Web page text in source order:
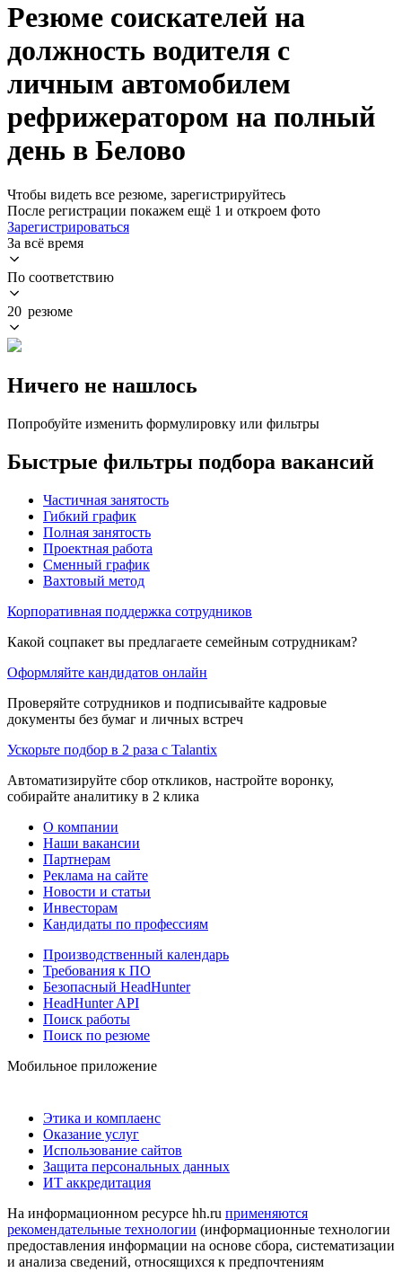
Резюме соискателей на
должность водителя с
личным автомобилем
рефрижератором на полный
день в Белово
Чтобы видеть все резюме, зарегистрируйтесь
После регистрации покажем ещё 1 и откроем фото
Зарегистрироваться
За всё время
По соответствию
20 резюме
Ничего не нашлось
Попробуйте изменить формулировку или фильтры
Быстрые фильтры подбора вакансий
Частичная занятость
Гибкий график
Полная занятость
Проектная работа
Сменный график
Вахтовый метод
Корпоративная поддержка сотрудников
Какой соцпакет вы предлагаете семейным сотрудникам?
Оформляйте кандидатов онлайн
Проверяйте сотрудников и подписывайте кадровые
документы без бумаг и личных встреч
Ускорьте подбор в 2 раза с Talantix
Автоматизируйте сбор откликов, настройте воронку,
собирайте аналитику в 2 клика
О компании
Наши вакансии
Партнерам
Реклама на сайте
Новости и статьи
Инвесторам
Кандидаты по профессиям
Производственный календарь
Требования к ПО
Безопасный HeadHunter
HeadHunter API
Поиск работы
Поиск по резюме
Мобильное приложение
Этика и комплаенс
Оказание услуг
Использование сайтов
Защита персональных данных
ИТ аккредитация
На информационном ресурсе hh.ru применяются
рекомендательные технологии (информационные технологии
предоставления информации на основе сбора, систематизации
и анализа сведений, относящихся к предпочтениям